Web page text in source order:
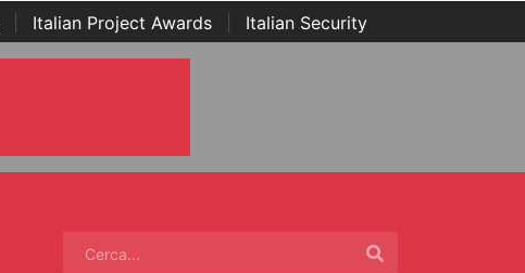
Italian Project Awards
Italian Security